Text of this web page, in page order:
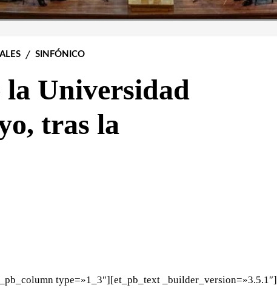
SINFÓNICO
Universidad
tras la
type=»1_3″][et_pb_text _builder_version=»3.5.1″]